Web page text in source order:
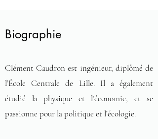
Biographie
Clément Caudron est ingénieur, diplômé de
l’École Centrale de Lille. Il a également
étudié la physique et l’économie, et se
passionne pour la politique et l’écologie.